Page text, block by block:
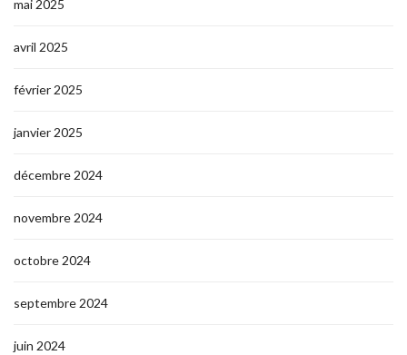
mai 2025
avril 2025
février 2025
janvier 2025
décembre 2024
novembre 2024
octobre 2024
septembre 2024
juin 2024